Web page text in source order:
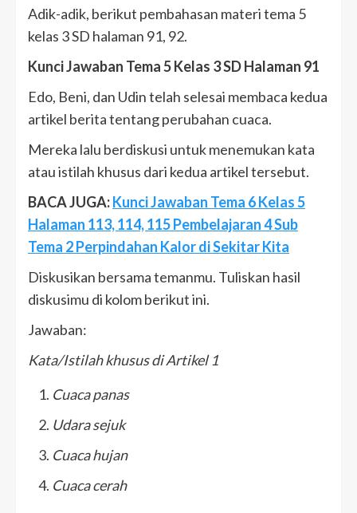
Adik-adik, berikut pembahasan materi tema 5
kelas 3 SD halaman 91, 92.
Kunci Jawaban Tema 5 Kelas 3 SD Halaman 91
Edo, Beni, dan Udin telah selesai membaca kedua
artikel berita tentang perubahan cuaca.
Mereka lalu berdiskusi untuk menemukan kata
atau istilah khusus dari kedua artikel tersebut.
BACA JUGA:Kunci Jawaban Tema 6 Kelas 5
Halaman 113, 114, 115 Pembelajaran 4 Sub
Tema 2 Perpindahan Kalor di Sekitar Kita
Diskusikan bersama temanmu. Tuliskan hasil
diskusimu di kolom berikut ini.
Jawaban:
Kata/Istilah khusus di Artikel 1
Cuaca panas
Udara sejuk
Cuaca hujan
Cuaca cerah